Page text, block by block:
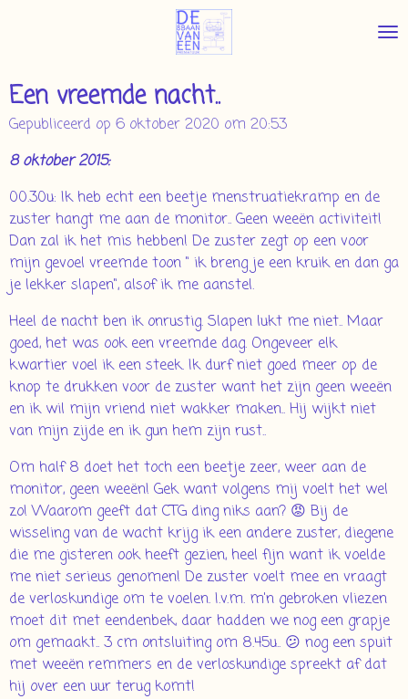
de
hoofdinhoud
Een vreemde nacht..
Gepubliceerd op 6 oktober 2020 om 20:53
8 oktober 2015:
00.30u: Ik heb echt een beetje menstruatiekramp en de
zuster hangt me aan de monitor.. Geen weeën activiteit!
Dan zal ik het mis hebben! De zuster zegt op een voor
mijn gevoel vreemde toon " ik breng je een kruik en dan ga
je lekker slapen", alsof ik me aanstel.
Heel de nacht ben ik onrustig. Slapen lukt me niet.. Maar
goed, het was ook een vreemde dag. Ongeveer elk
kwartier voel ik een steek. Ik durf niet goed meer op de
knop te drukken voor de zuster want het zijn geen weeën
en ik wil mijn vriend niet wakker maken.. Hij wijkt niet
van mijn zijde en ik gun hem zijn rust..
Om half 8 doet het toch een beetje zeer, weer aan de
monitor, geen weeën! Gek want volgens mij voelt het wel
zo! Waarom geeft dat CTG ding niks aan? 😡 Bij de
wisseling van de wacht krijg ik een andere zuster, diegene
die me gisteren ook heeft gezien, heel fijn want ik voelde
me niet serieus genomen! De zuster voelt mee en vraagt
de verloskundige om te voelen. I.v.m. m'n gebroken vliezen
moet dit met eendenbek, daar hadden we nog een grapje
om gemaakt.. 3 cm ontsluiting om 8.45u.. 😕 nog een spuit
met weeën remmers en de verloskundige spreekt af dat
hij over een uur terug komt!